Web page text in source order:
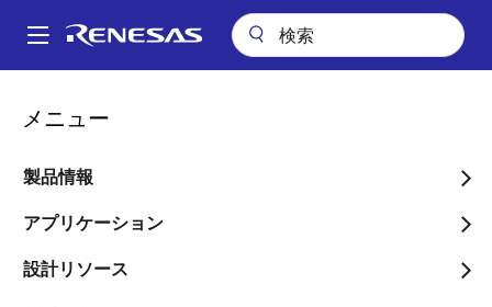
ン
Main
メニュー
製品情報
アプリケーション
設計リソース
パ
ン
く
ず
ヒューマン・マシン・インタフェース (HMI)
ヒューマン・マシン・イン
ターフェース(HMI)ソリュ
ーション